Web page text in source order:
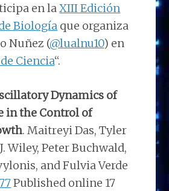
en laXIII Edición
Biología que organiza
Nuñez (@lualnu10) en
Ciencia“.
Dynamics of
in the Control of
. Maitreyi Das, Tyler
Wiley, Peter Buchwald,
and Fulvia Verde
Published online 17